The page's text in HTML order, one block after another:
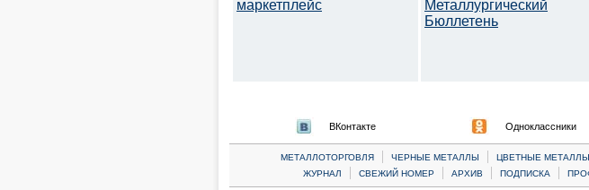
маркетплейс
Металлургический
Бюллетень
ВКонтакте Одноклассники
МЕТАЛЛОТОРГОВЛЯ | ЧЕРНЫЕ МЕТАЛЛЫ | ЦВЕТНЫЕ МЕТАЛЛЫ
ЖУРНАЛ
| СВЕЖИЙ НОМЕР | АРХИВ | ПОДПИСКА |